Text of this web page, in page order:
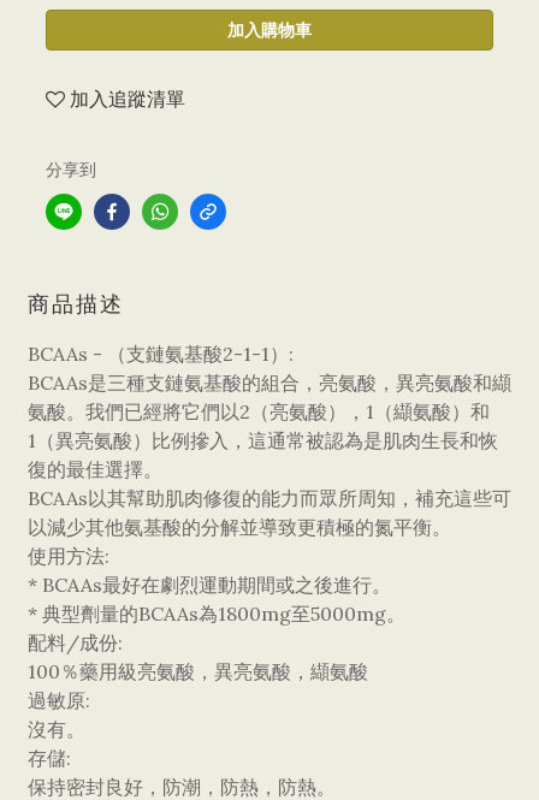
加入購物車
加入追蹤清單
分享到
商品描述
BCAAs - （支鏈氨基酸2-1-1）:
BCAAs是三種支鏈氨基酸的組合，亮氨酸，異亮氨酸和纈
氨酸。我們已經將它們以2（亮氨酸），1（纈氨酸）和
1（異亮氨酸）比例摻入，這通常被認為是肌肉生長和恢
復的最佳選擇。
BCAAs以其幫助肌肉修復的能力而眾所周知，補充這些可
以減少其他氨基酸的分解並導致更積極的氮平衡。
使用方法:
* BCAAs最好在劇烈運動期間或之後進行。
* 典型劑量的BCAAs為1800mg至5000mg。
配料/成份:
100％藥用級亮氨酸，異亮氨酸，纈氨酸
過敏原:
沒有。
存儲:
保持密封良好，防潮，防熱，防熱。